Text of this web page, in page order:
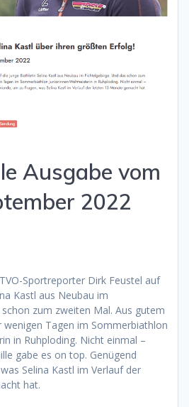
Ausgabe vom
2022
Sportreporter Dirk Feustel auf
Kastl aus Neubau im
zum zweiten Mal. Aus gutem
wenigen Tagen im Sommerbiathlon
in Ruhploding. Nicht einmal –
gabe es on top. Genügend
Selina Kastl im Verlauf der
hat.